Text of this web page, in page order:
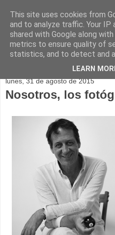
lunes, 31 de agosto de 2015
Nosotros, los
This site uses cookies from
and to analyze traffic. Your IP
shared with Google along
metrics to ensure quality of
statistics, and to detect and
LEARN